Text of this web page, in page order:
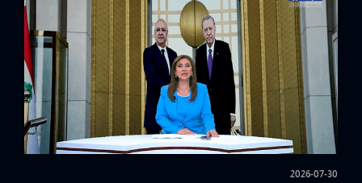
2026-07-30